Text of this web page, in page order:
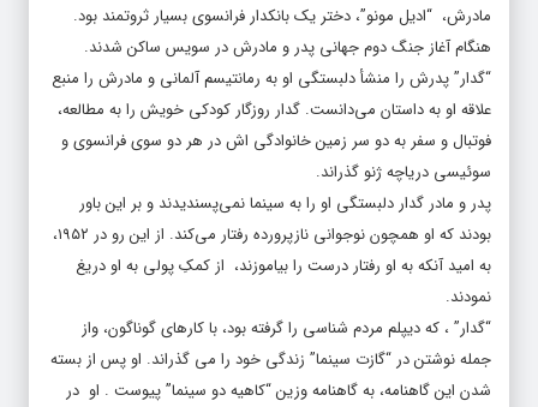
مادرش، “ادیل مونو”، دختر یک بانکدار فرانسوی بسیار ثروتمند بود.
هنگام آغاز جنگ دوم جهانی پدر و مادرش در سویس ساکن شدند.
“گدار” پدرش را منشأ دلبستگی او به رمانتیسم آلمانی و مادرش را منبع
علاقه او به داستان می‌دانست. گدار روزگار کودکی خویش را به مطالعه،
فوتبال و سفر به دو سر زمین‌ خانوادگی اش در هر دو سوی فرانسوی و
سوئیسی دریاچه ژنو گذراند.
پدر و مادر گدار دلبستگی او را به سینما نمی‌پسندیدند و بر این باور
بودند که او همچون نوجوانی نازپرورده رفتار می‌کند. از این رو در ۱۹۵۲،
به امید آنکه به او رفتار درست را بیاموزند، از کمکِ پولی به او دریغ
نمودند.
“گدار” ، که دیپلم مردم شناسی را گرفته بود، با کارهای گوناگون، واز
جمله نوشتن در “گازت سینما” زندگی خود را می گذراند. او پس از بسته
شدن این گاهنامه، به گاهنامه وزین “کاهیه دو سینما” پیوست . او در